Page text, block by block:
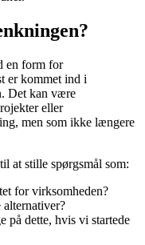
en form for
er kommet ind i
Det kan være
eller
men som ikke længere
at stille spørgsmål som:
for virksomheden?
på dette, hvis vi startede